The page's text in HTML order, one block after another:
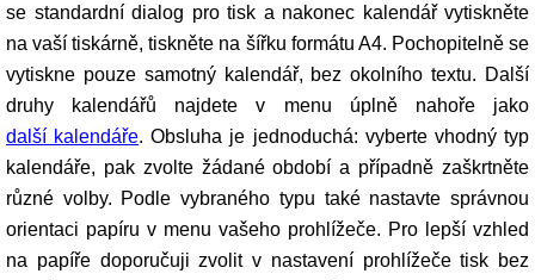
se standardní dialog pro tisk a nakonec kalendář vytiskněte
na vaší tiskárně, tiskněte na šířku formátu A4. Pochopitelně se
vytiskne pouze samotný kalendář, bez okolního textu. Další
druhy kalendářů najdete v menu úplně nahoře jako
další kalendáře. Obsluha je jednoduchá: vyberte vhodný typ
kalendáře, pak zvolte žádané období a případně zaškrtněte
různé volby. Podle vybraného typu také nastavte správnou
orientaci papíru v menu vašeho prohlížeče. Pro lepší vzhled
na papíře doporučuji zvolit v nastavení prohlížeče tisk bez